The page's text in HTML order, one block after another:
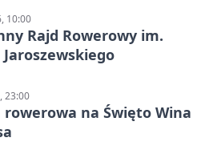
10:00
Rajd Rowerowy im.
23:00
rowerowa na Święto Wina